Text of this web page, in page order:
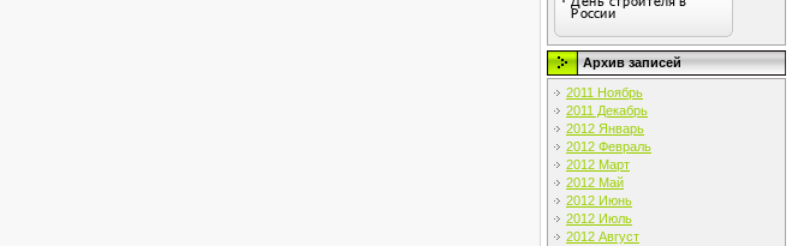
Архив записей
2011 Ноябрь
2011 Декабрь
2012 Январь
2012 Февраль
2012 Март
2012 Май
2012 Июнь
2012 Июль
2012 Август